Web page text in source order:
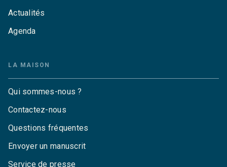
Actualités
Agenda
LA MAISON
Qui sommes-nous ?
Contactez-nous
Questions fréquentes
Envoyer un manuscrit
Service de presse